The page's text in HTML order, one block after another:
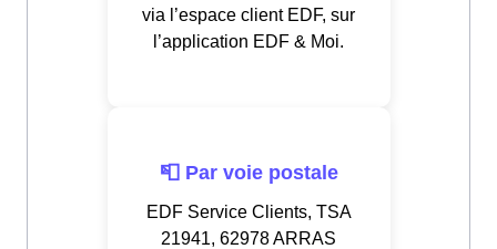
via l’espace client EDF, sur
l’application EDF & Moi.
📮 Par voie postale
EDF Service Clients, TSA
21941, 62978 ARRAS